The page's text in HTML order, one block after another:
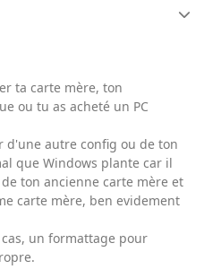
ta carte mère, ton
ou tu as acheté un PC
d'une autre config ou de ton
que Windows plante car il
ton ancienne carte mère et
carte mère, ben evidement
un formattage pour